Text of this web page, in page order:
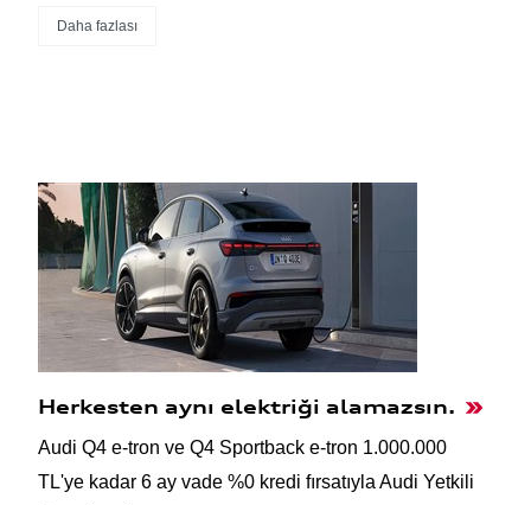
Daha fazlası
Herkesten aynı elektriği alamazsın.
Audi Q4 e-tron ve Q4 Sportback e-tron 1.000.000
TL'ye kadar 6 ay vade %0 kredi fırsatıyla Audi Yetkili